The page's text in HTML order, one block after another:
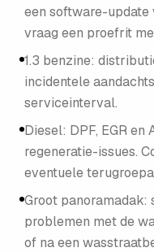
een software-
vraag een proefrit
1.3 benzine:
incidentele
serviceinterval.
Diesel: DPF, EGR
regeneratie-issues.
eventuele
Groot panoramadak:
problemen met de
of na een